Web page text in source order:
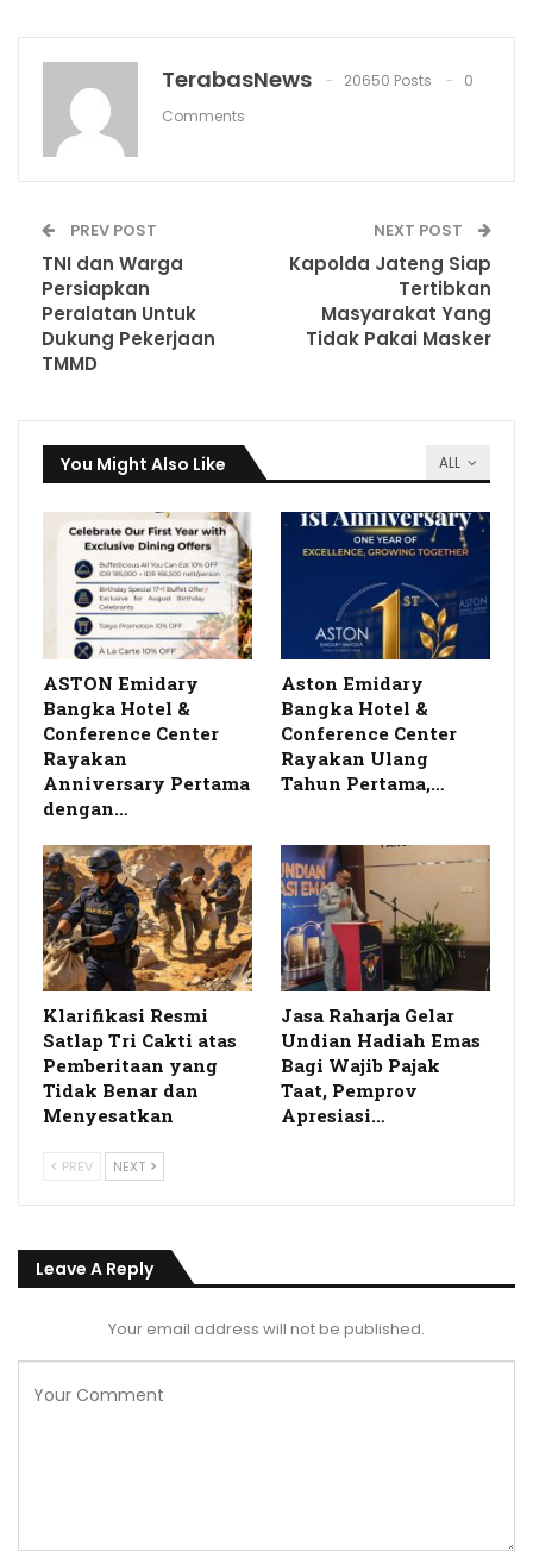
TerabasNews 20650 Posts
0
Comments
PREV POST
TNI dan Warga
Persiapkan
Peralatan Untuk
Dukung Pekerjaan
TMMD
NEXT POST
Kapolda Jateng Siap
Tertibkan
Masyarakat Yang
Tidak Pakai Masker
ALL
You Might Also Like
ASTON Emidary
Bangka Hotel &
Conference Center
Rayakan
Anniversary Pertama
dengan…
Aston Emidary
Bangka Hotel &
Conference Center
Rayakan Ulang
Tahun Pertama,…
Klarifikasi Resmi
Satlap Tri Cakti atas
Pemberitaan yang
Tidak Benar dan
Menyesatkan
Jasa Raharja Gelar
Undian Hadiah Emas
Bagi Wajib Pajak
Taat, Pemprov
Apresiasi…
PREV NEXT
Leave A Reply
Your email address will not be published.